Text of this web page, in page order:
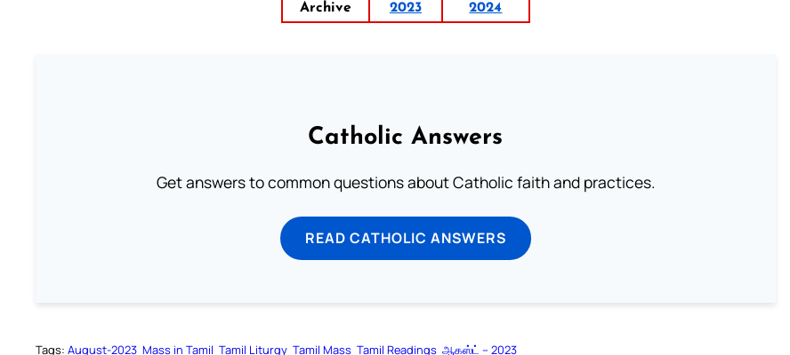
Archive
2023 2024
Catholic Answers
Get answers to common questions about Catholic faith and practices.
READ CATHOLIC ANSWERS
Tags: August-2023 Mass in Tamil Tamil Liturgy Tamil Mass Tamil Readings ஆகஸ்ட் – 2023